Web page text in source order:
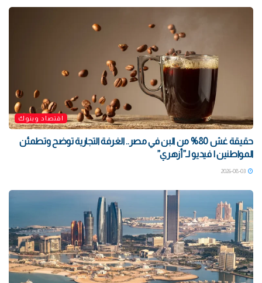
اقتصاد وبنوك
حقيقة غش 80% من البن في مصر.. الغرفة التجارية توضح وتطمئن
المواطنين | فيديو لـ”أزهري”